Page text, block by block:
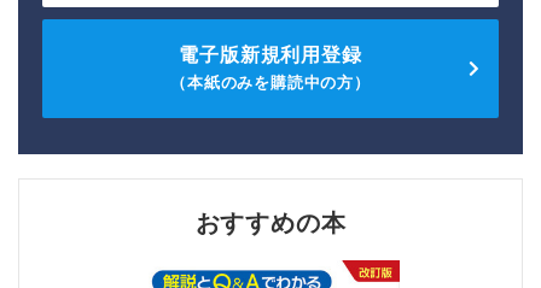
電子版新規利用登録
（本紙のみを購読中の方）
おすすめの本